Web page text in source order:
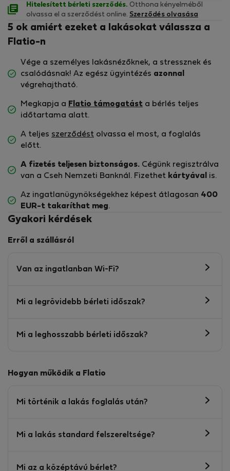
Hitelesített bérleti szerződés. Otthona kényelméből
olvassa el a szerződést online. Szerződés olvasása
5 ok amiért ezeket a lakásokat válassza a
Flatio-n
Vége a személyes lakásnézőknek, a stressznek és
csalódásnak! Az egész ügyintézés azonnal
végrehajtható.
Megkapja a Flatio támogatást a bérlés teljes
időtartama alatt.
A teljes szerződést olvassa el most, a foglalás
előtt.
A fizetés teljesen biztonságos. Cégünk regisztrálva
van a Cseh Nemzeti Banknál. Fizethet kártyával is.
Az ingatlanügynökségekhez képest átlagosan 400
EUR-t takaríthat meg.
Gyakori kérdések
Erről a szállásról
Van az ingatlanban Wi-Fi?
Mi a legrövidebb bérleti időszak?
Mi a leghosszabb bérleti időszak?
Hogyan működik a Flatio
Mi történik a lakás foglalás után?
Mi a lakás standard felszereltsége?
Mi az a középtávú bérlet?